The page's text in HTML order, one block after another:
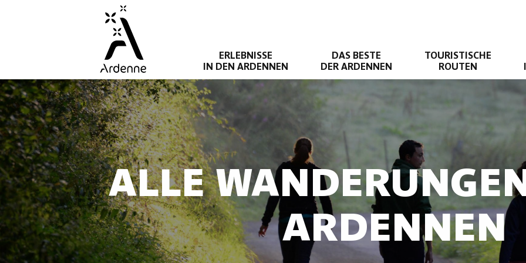
ERLEBNISSE
IN DEN ARDENNEN
DAS BESTE
DER ARDENNEN
TOURISTISCHE
ROUTEN
ALLE
ARDENNEN